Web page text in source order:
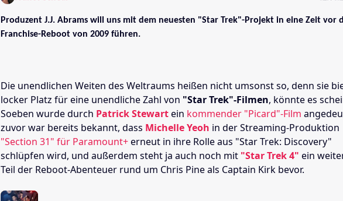
Produzent J.J. Abrams will uns mit dem neuesten "Star Trek"-Projekt in eine Zeit vor
Franchise-Reboot von 2009 führen.
Die unendlichen Weiten des Weltraums heißen nicht umsonst so, denn sie
locker Platz für eine unendliche Zahl von "Star Trek"-Filmen, könnte es
Soeben wurde durch Patrick Stewartein kommender "Picard"-Film
zuvor war bereits bekannt, dass Michelle Yeoh in der Streaming-Produktion
"Section 31" für Paramount+erneut in ihre Rolle aus "Star Trek: Discovery"
schlüpfen wird, und außerdem steht ja auch noch mit "Star Trek 4" ein
Teil der Reboot-Abenteuer rund um Chris Pine als Captain Kirk bevor.